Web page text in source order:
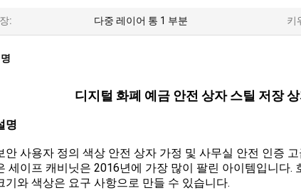
: 다중 레이어 통 1 부분 키
디지털 화폐 예금 안전 상자 스틸 저장
명
안 사용자 정의 색상 안전 상자 가정 및 사무실 안전 인증
세이프 캐비닛은 2016년에 가장 많이 팔린 아이템입니다.
기와 색상은 요구 사항으로 만들 수 있습니다.